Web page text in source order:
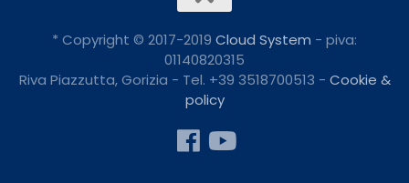
* Copyright © 2017-2019 Cloud System - piva:
01140820315
Riva Piazzutta, Gorizia - Tel. +39 3518700513 - Cookie &
policy